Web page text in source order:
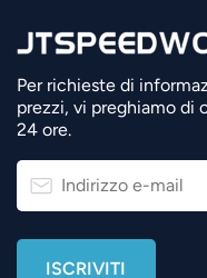
Per richieste di
prezzi, vi preghiamo di
24 ore.